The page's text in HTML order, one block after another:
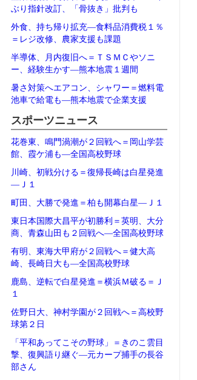
ぶり指針改訂、「骨抜き」批判も
外食、持ち帰り拡充―食料品消費税１％
＝レジ改修、農家支援も課題
半導体、月内復旧へ＝ＴＳＭＣやソニ
ー、経験生かす―熊本地震１週間
暑さ対策へエアコン、シャワー＝燃料電
池車で給電も―熊本地震で企業支援
スポーツニュース
花巻東、鳴門渦潮が２回戦へ＝岡山学芸
館、霞ケ浦も―全国高校野球
川崎、初戦分ける＝復帰長崎は白星発進
―Ｊ１
町田、大勝で発進＝柏も開幕白星―Ｊ１
東日本国際大昌平が初勝利＝英明、大分
商、青森山田も２回戦へ―全国高校野球
有明、東海大甲府が２回戦へ＝健大高
崎、長崎日大も―全国高校野球
鹿島、逆転で白星発進＝横浜Ｍ破る＝Ｊ
１
佐野日大、神村学園が２回戦へ＝高校野
球第２日
「平和あってこその野球」＝きのこ雲目
撃、復興語り継ぐ―元カープ捕手の長谷
部さん